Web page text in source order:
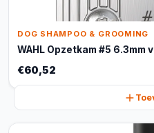
DOG SHAMPOO & GROOMING
WAHL Opzetkam #5 6.3mm
€60,52